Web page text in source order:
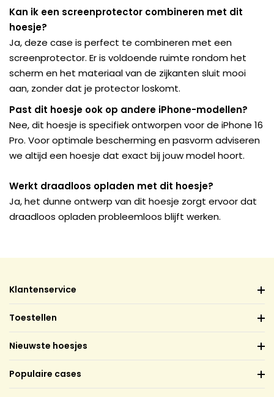
Kan ik een screenprotector combineren met dit
hoesje?
Ja, deze case is perfect te combineren met een
screenprotector. Er is voldoende ruimte rondom het
scherm en het materiaal van de zijkanten sluit mooi
aan, zonder dat je protector loskomt.
Past dit hoesje ook op andere iPhone-modellen?
Nee, dit hoesje is specifiek ontworpen voor de iPhone 16
Pro. Voor optimale bescherming en pasvorm adviseren
we altijd een hoesje dat exact bij jouw model hoort.
Werkt draadloos opladen met dit hoesje?
Ja, het dunne ontwerp van dit hoesje zorgt ervoor dat
draadloos opladen probleemloos blijft werken.
Klantenservice
Toestellen
Nieuwste hoesjes
Populaire cases